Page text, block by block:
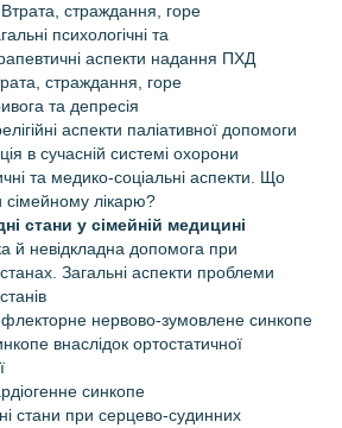
страждання, горе
психологічні та
аспекти надання ПХД
страждання, горе
та депресія
аспекти паліативної допомоги
в сучасній системі охорони
та медико-соціальні аспекти. Що
сімейному лікарю?
стани у сімейній медицині
й невідкладна допомога при
Загальні аспекти проблеми
нервово-зумовлене синкопе
внаслідок ортостатичної
синкопе
стани при серцево-судинних